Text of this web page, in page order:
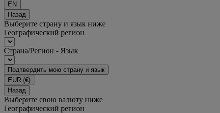
EN
Назад
Выберите страну и язык ниже
Географический регион
Страна/Регион - Язык
Подтвердить мою страну и язык
EUR (€)
Назад
Выберите свою валюту ниже
Географический регион